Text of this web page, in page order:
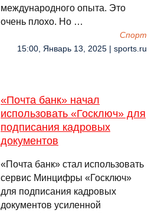
международного опыта. Это
очень плохо. Но …
Спорт
15:00, Январь 13, 2025 | sports.ru
«Почта банк» начал
использовать «Госключ» для
подписания кадровых
документов
«Почта банк» стал использовать
сервис Минцифры «Госключ»
для подписания кадровых
документов усиленной